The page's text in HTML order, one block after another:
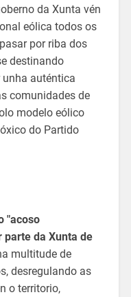
da Xunta vén
eólica todos os
por riba dos
destinando
unha auténtica
comunidades de
modelo eólico
do Partido
"acoso
da Xunta de
multitude de
desregulando as
o territorio,